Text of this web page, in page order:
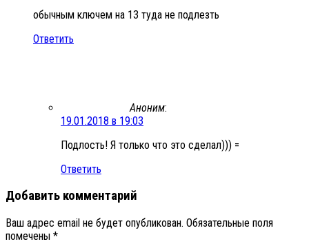
обычным ключем на 13 туда не подлезть
Ответить
Аноним:
19.01.2018 в 19:03
Подлость! Я только что это сделал))) =
Ответить
Добавить комментарий
Ваш адрес email не будет опубликован. Обязательные поля
помечены *